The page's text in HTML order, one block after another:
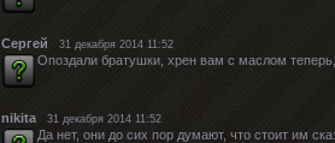
Cергей 31 декабря 2014 11:52
Опоздали братушки, хрен вам с маслом
nikita 31 декабря 2014 11:52
Да нет, они до сих пор думают, что стоит им